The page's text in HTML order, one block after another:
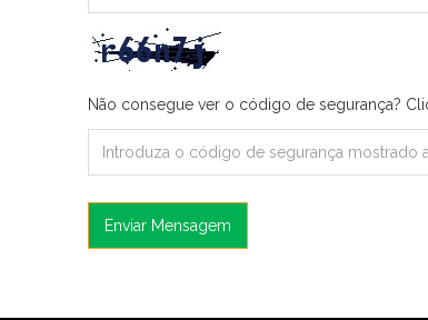
Não consegue ver o código de segurança?
Enviar Mensagem